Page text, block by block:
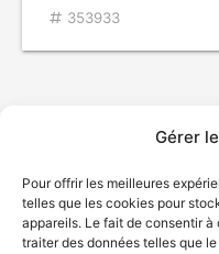
Gérer
Pour offrir les meilleures
telles que les cookies pour
appareils. Le fait de consentir
traiter des données telles que
353933